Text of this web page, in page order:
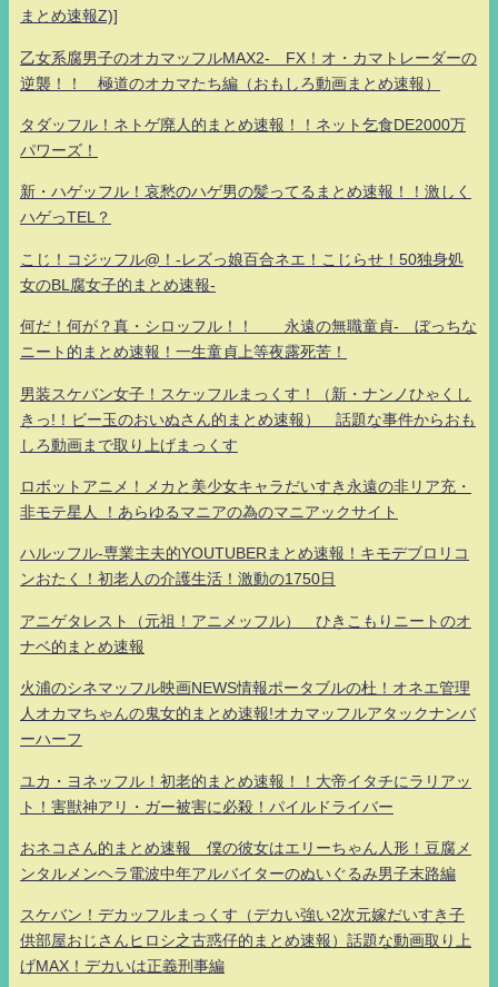
まとめ速報Z)]
乙女系腐男子のオカマッフルMAX2- FX！オ・カマトレーダーの
逆襲！！ 極道のオカマたち編（おもしろ動画まとめ速報）
タダッフル！ネトゲ廃人的まとめ速報！！ネット乞食DE2000万
パワーズ！
新・ハゲッフル！哀愁のハゲ男の髪ってるまとめ速報！！激しく
ハゲっTEL？
こじ！コジッフル@！-レズっ娘百合ネエ！こじらせ！50独身処
女のBL腐女子的まとめ速報-
何だ！何が？真・シロッフル！！ 永遠の無職童貞- ぼっちな
ニート的まとめ速報！一生童貞上等夜露死苦！
男装スケバン女子！スケッフルまっくす！（新・ナンノひゃくし
きっ!！ビー玉のおいぬさん的まとめ速報） 話題な事件からおも
しろ動画まで取り上げまっくす
ロボットアニメ！メカと美少女キャラだいすき永遠の非リア充・
非モテ星人 ！あらゆるマニアの為のマニアックサイト
ハルッフル-専業主夫的YOUTUBERまとめ速報！キモデブロリコ
ンおたく！初老人の介護生活！激動の1750日
アニゲタレスト（元祖！アニメッフル） ひきこもりニートのオ
ナベ的まとめ速報
火浦のシネマッフル映画NEWS情報ポータブルの杜！オネエ管理
人オカマちゃんの鬼女的まとめ速報!オカマッフルアタックナンバ
ーハーフ
ユカ・ヨネッフル！初老的まとめ速報！！大帝イタチにラリアッ
ト！害獣神アリ・ガー被害に必殺！パイルドライバー
おネコさん的まとめ速報 僕の彼女はエリーちゃん人形！豆腐メ
ンタルメンヘラ電波中年アルバイターのぬいぐるみ男子末路編
スケバン！デカッフルまっくす（デカい強い2次元嫁だいすき子
供部屋おじさんヒロシ之古惑仔的まとめ速報）話題な動画取り上
げMAX！デカいは正義刑事編